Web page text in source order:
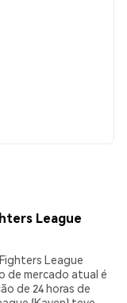
League
League
de mercado atual é
de 24 horas de